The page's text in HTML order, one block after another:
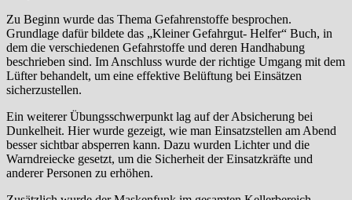
Zu Beginn wurde das Thema Gefahrenstoffe besprochen.
Grundlage dafür bildete das „Kleiner Gefahrgut- Helfer“ Buch, in
dem die verschiedenen Gefahrstoffe und deren Handhabung
beschrieben sind. Im Anschluss wurde der richtige Umgang mit dem
Lüfter behandelt, um eine effektive Belüftung bei Einsätzen
sicherzustellen.
Ein weiterer Übungsschwerpunkt lag auf der Absicherung bei
Dunkelheit. Hier wurde gezeigt, wie man Einsatzstellen am Abend
besser sichtbar absperren kann. Dazu wurden Lichter und die
Warndreiecke gesetzt, um die Sicherheit der Einsatzkräfte und
anderer Personen zu erhöhen.